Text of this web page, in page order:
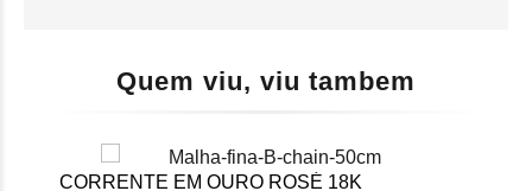
Quem viu, viu tambem
CORRENTE EM OURO ROSÉ 18K